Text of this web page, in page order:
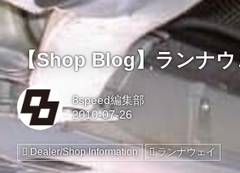
【Shop Blog】ランナウ
8speed編集部
Dealer/Shop Information ランナウェイ